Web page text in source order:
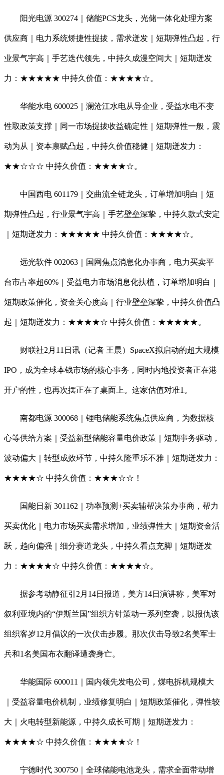
阳光电源 300274｜储能PCS龙头，光储一体化处理方案
供应商｜电力系统矫捷性提拔，需求迸发｜短期弹性凸起，行
业景气宇高｜手艺迭代领先，中持久成漫空间大｜短期迸发
力：★★★★★ 中持久价值：★★★★☆。
华能水电 600025｜澜沧江水电从导企业，受益水电不变
性取政策支撑｜同一市场提拔收益确定性｜短期弹性一般，震
动为从｜资本禀赋凸起，中持久价值稳健｜短期迸发力：
★★☆☆☆ 中持久价值：★★★★☆。
中国西电 601179｜交曲流全链龙头，订单增加明白｜短
期弹性凸起，行业景气宇高｜手艺壁垒深挚，中持久款式安定
｜短期迸发力：★★★★★ 中持久价值：★★★★☆。
远光软件 002063｜国网焦点消息化办事商，电力买卖平
台市占率超60%｜受益电力市场消息化扶植，订单增加明白｜
短期政策催化，资金关心度高｜行业壁垒深挚，中持久价值凸
起｜短期迸发力：★★★★☆ 中持久价值：★★★★★。
财联社2月11日讯（记者 王晨）SpaceX拟启动的超大规模
IPO，成为全球本钱市场的核心事务，同时内地投资者正在港
开户的性，也再次摆正在了桌面上。这家估值对准1。
南都电源 300068｜锂电储能系统焦点供应商，为数据核
心等供给方案｜受益新型储能容量电价政策｜短期事务驱动，
波动偏大｜转型成效环节，中持久隆重乐不雅｜短期迸发力：
★★★★☆ 中持久价值：★★★☆☆！
国能日新 301162｜功率预测+买卖辅帮决策办事商，帮力
买卖优化｜电力市场买卖需求增加，业绩弹性大｜短期资金活
跃，趋向偏强｜细分赛道龙头，中持久看点充脚｜短期迸发
力：★★★★☆ 中持久价值：★★★★☆。
据参考动静征引2月14日报道，美方14日演讲称，美军对
叙利亚境内的“伊斯兰国”组织方针策动一系列空袭，以报仇该
组织客岁12月倡议的一次伏击步履。那次伏击导致2名美军士
兵和1名美国布衣翻译遭袭身亡。
华能国际 600011｜国内领先发电公司，煤电拆机规模大
｜受益容量电价机制，业绩修复明白｜短期政策催化，弹性较
大｜火电转型新能源，中持久成长可期｜短期迸发力：
★★★★☆ 中持久价值：★★★★☆！
宁德时代 300750｜全球储能电池龙头，需求全面带动增